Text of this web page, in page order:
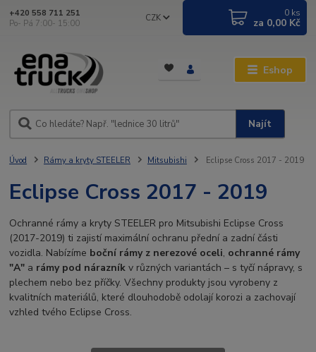
Eshop
CZK
Najít
+420 558 711 251
Po- Pá 7:00- 15:00
0 ks
za 0,00 Kč
Úvod Rámy a kryty STEELER Mitsubishi Eclipse Cross 2017 - 2019
Eclipse Cross 2017 - 2019
Ochranné rámy a kryty STEELER pro Mitsubishi Eclipse Cross
(2017-2019) ti zajistí maximální ochranu přední a zadní části
vozidla. Nabízíme boční rámy z nerezové oceli, ochranné rámy
"A" a rámy pod nárazník v různých variantách – s tyčí nápravy, s
plechem nebo bez příčky. Všechny produkty jsou vyrobeny z
kvalitních materiálů, které dlouhodobě odolají korozi a zachovají
vzhled tvého Eclipse Cross.